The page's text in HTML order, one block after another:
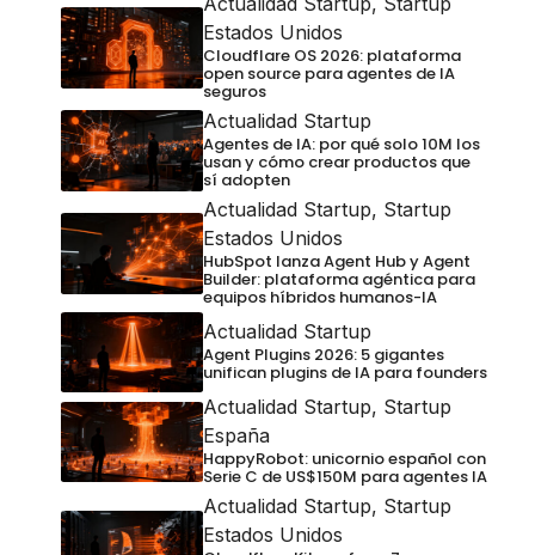
Estados Unidos
Cloudflare OS 2026: plataforma
open source para agentes de IA
seguros
Actualidad Startup
Agentes de IA: por qué solo 10M los
usan y cómo crear productos que
sí adopten
Actualidad Startup, Startup
Estados Unidos
HubSpot lanza Agent Hub y Agent
Builder: plataforma agéntica para
equipos híbridos humanos-IA
Actualidad Startup
Agent Plugins 2026: 5 gigantes
unifican plugins de IA para founders
Actualidad Startup, Startup
España
HappyRobot: unicornio español con
Serie C de US$150M para agentes IA
Actualidad Startup, Startup
Estados Unidos